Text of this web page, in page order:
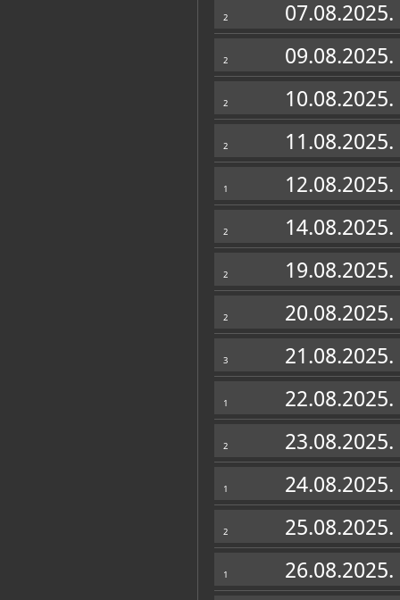
2 07.08.2025.
2 09.08.2025.
2 10.08.2025.
2 11.08.2025.
1 12.08.2025.
2 14.08.2025.
2 19.08.2025.
2 20.08.2025.
3 21.08.2025.
1 22.08.2025.
2 23.08.2025.
1 24.08.2025.
2 25.08.2025.
1 26.08.2025.
Muzej